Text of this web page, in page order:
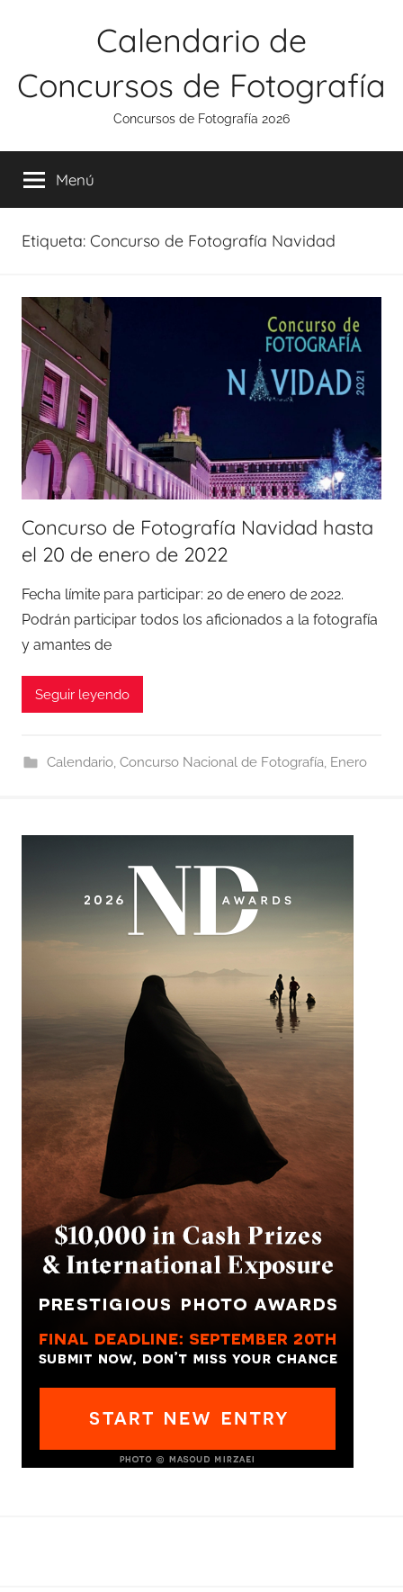
Calendario de
Concursos de Fotografía
Concursos de Fotografía 2026
Menú
Etiqueta: Concurso de Fotografía Navidad
Concurso de Fotografía Navidad hasta
el 20 de enero de 2022
Fecha límite para participar: 20 de enero de 2022.
Podrán participar todos los aficionados a la fotografía
y amantes de
Seguir leyendo
Calendario, Concurso Nacional de Fotografía, Enero